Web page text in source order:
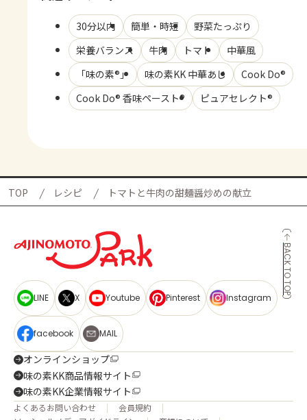
30分以内 簡単・時短
野菜たっぷり
栄養バランス
牛肉 トマト
中華風
「味の素®」
味の素KK 中華あじ
Cook Do®
Cook Do® 香味ペースト®
ピュアセレクト®
TOP レシピ トマトと牛肉の甜麺醤炒めの献立
BACK TO TOP
LINE X Youtube Pinterest Instagram
facebook MAIL
オンラインショップ
味の素KK商品情報サイト
味の素KK企業情報サイト
よくあるお問い合わせ
会員規約